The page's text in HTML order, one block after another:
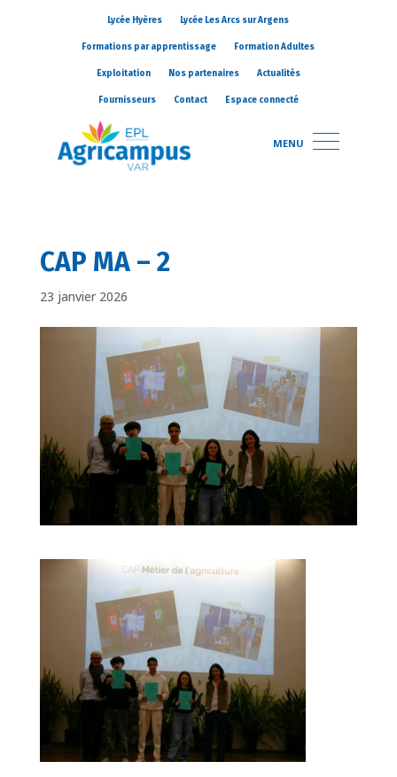
Lycée Hyères Lycée Les Arcs sur Argens
Formations par apprentissage Formation Adultes
Exploitation Nos partenaires Actualités
Fournisseurs Contact Espace connecté
MENU
CAP MA – 2
23 janvier 2026